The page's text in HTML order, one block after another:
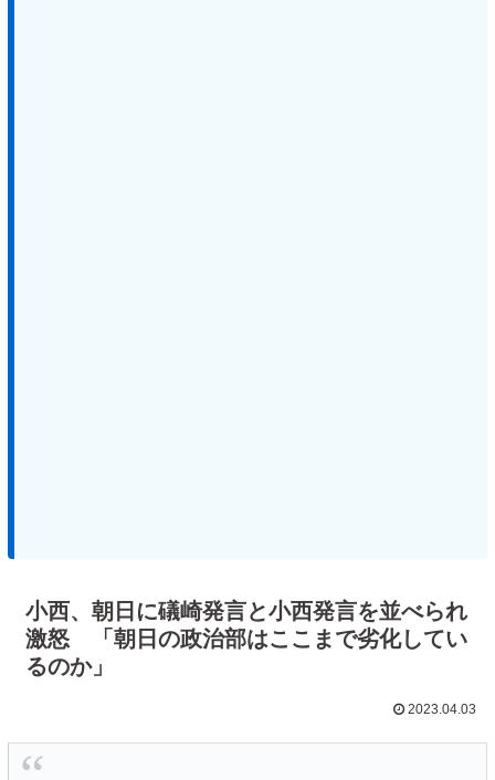
小西、朝日に礒崎発言と小西発言を並べられ
激怒 「朝日の政治部はここまで劣化してい
るのか」
2023.04.03